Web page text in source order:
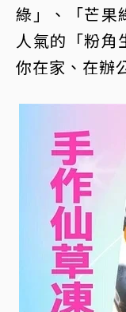
綠」、「芒果
人氣的「粉角
你在家、在辦